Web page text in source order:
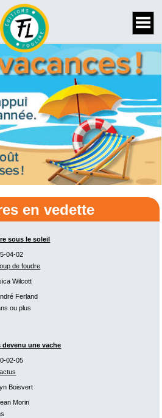
en vedette
sous le soleil
04-02
de foudre
Wilcott
Ferland
ou plus
une vache
02-05
Boisvert
Morin